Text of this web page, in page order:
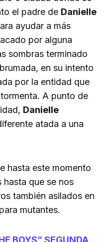
el padre de Danielle
ayudar a más
por alguna
sombras terminado
en su intento
por la entidad que
A punto de
Danielle
atada a una
hasta este momento
hasta que se nos
también asilados en
mutantes.
BOYS” SEGUNDA